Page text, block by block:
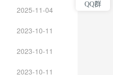
2025-11-04
2023-10-11
2023-10-11
2023-10-11
QQ群